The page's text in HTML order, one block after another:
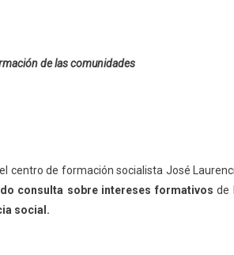
de las comunidades
centro de formación socialista José
consulta sobre intereses formativos de
social.